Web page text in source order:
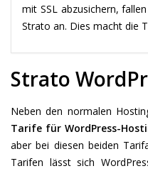
mit SSL abzusichern,
Strato an. Dies macht die
Strato
Neben den normalen
Tarife für WordPress-
aber bei diesen beiden
Tarifen lässt sich